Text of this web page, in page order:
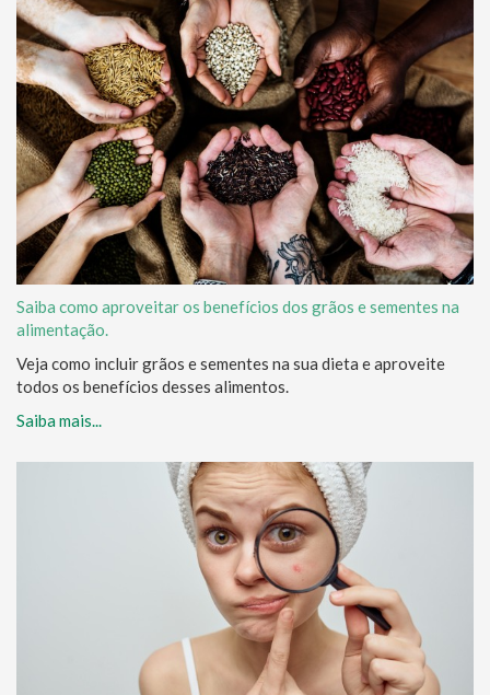
Saiba como aproveitar os benefícios dos grãos e sementes na
alimentação.
Veja como incluir grãos e sementes na sua dieta e aproveite
todos os benefícios desses alimentos.
Saiba mais...